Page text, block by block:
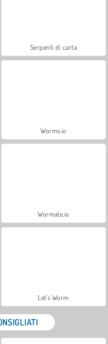
Serpenti di carta
Worms.io
Wormate.io
Let's Worm